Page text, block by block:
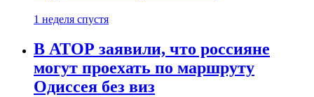
1 неделя спустя
В АТОР заявили, что россияне
могут проехать по маршруту
Одиссея без виз